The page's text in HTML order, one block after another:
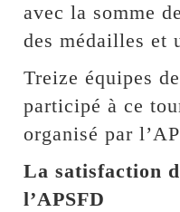
avec la somme
des médailles et
Treize équipes
participé à ce
organisé par
La satisfaction
l’APSFD